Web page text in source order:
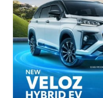
Promo
Terbaru
di
Yogyakarta